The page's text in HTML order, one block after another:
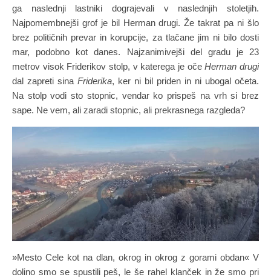
ga naslednji lastniki dograjevali v naslednjih stoletjih.
Najpomembnejši grof je bil Herman drugi. Že takrat pa ni šlo
brez političnih prevar in korupcije, za tlačane jim ni bilo dosti
mar, podobno kot danes. Najzanimivejši del gradu je 23
metrov visok Friderikov stolp, v katerega je očeHerman drugi
dal zapreti sina Friderika, ker ni bil priden in ni ubogal očeta.
Na stolp vodi sto stopnic, vendar ko prispeš na vrh si brez
sape. Ne vem, ali zaradi stopnic, ali prekrasnega razgleda?
»Mesto Cele kot na dlan, okrog in okrog z gorami obdan« V
dolino smo se spustili peš, le še rahel klanček in že smo pri